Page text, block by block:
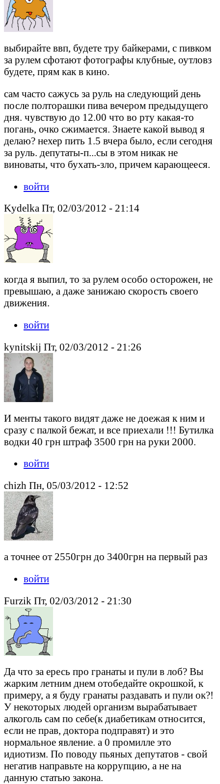
выбирайте ввп, будете тру байкерами, с пивком
за рулем сфотают фотографы клубные, оутловз
будете, прям как в кино.
сам часто сажусь за руль на следующий день
после полторашки пива вечером предыдущего
дня. чувствую до 12.00 что во рту какая-то
погань, очко сжимается. Знаете какой вывод я
делаю? нехер пить 1.5 вчера было, если сегодня
за руль. депутаты-п...сы в этом никак не
виноваты, что бухать-зло, причем карающееся.
войти
Kydelka Пт, 02/03/2012 - 21:14
когда я выпил, то за рулем особо осторожен, не
превышаю, а даже занижаю скорость своего
движения.
войти
kynitskij Пт, 02/03/2012 - 21:26
И менты такого видят даже не доежая к ним и
сразу с палкой бежат, и все приехали !!! Бутилка
водки 40 грн штраф 3500 грн на руки 2000.
войти
chizh Пн, 05/03/2012 - 12:52
а точнее от 2550грн до 3400грн на первый раз
войти
Furzik Пт, 02/03/2012 - 21:30
Да что за ересь про гранаты и пули в лоб? Вы
жарким летним днем отобедайте окрошкой, к
примеру, а я буду гранаты раздавать и пули ок?!
У некоторых людей организм вырабатывает
алкоголь сам по себе(к диабетикам относится,
если не прав, доктора подправят) и это
нормальное явление. а 0 промилле это
идиотизм. По поводу пьяных депутатов - свой
негатив направьте на коррупцию, а не на
данную статью закона.